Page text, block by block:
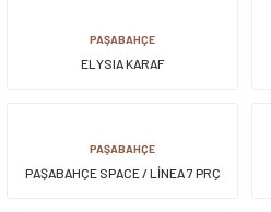
PAŞABAHÇE
ELYSIA KARAF
PAŞABAHÇE
PAŞABAHÇE SPACE / LİNEA 7 PRÇ